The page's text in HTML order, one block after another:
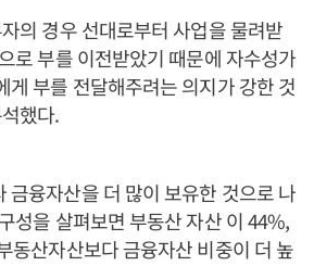
의 경우 선대로부터 사업을 물려받
로 부를 이전받았기 때문에 자수성가
게 부를 전달해주려는 의지가 강한 것
했다.
금융자산을 더 많이 보유한 것으로 나
성을 살펴보면 부동산 자산 이 44%,
동산자산보다 금융자산 비중이 더 높